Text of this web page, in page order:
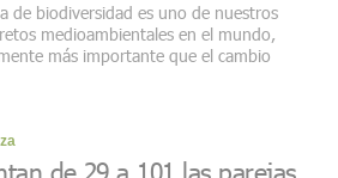
de biodiversidad es uno de nuestros
medioambientales en el mundo,
más importante que el cambio
de 29 a 101 las parejas